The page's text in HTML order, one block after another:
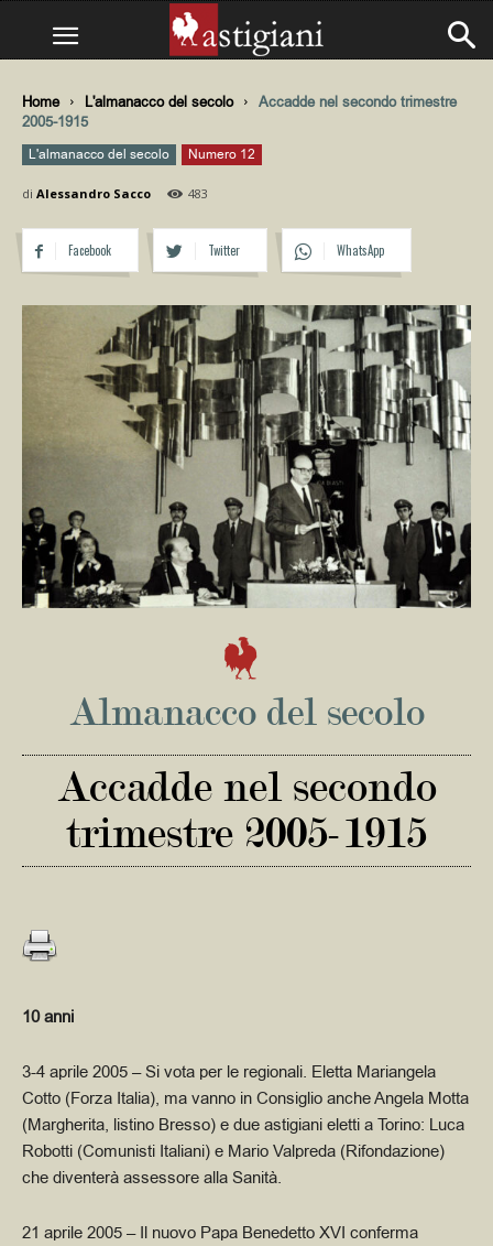
Home L'almanacco del secolo
Accadde nel secondo trimestre
2005-1915
L'almanacco del secolo Numero 12
di Alessandro Sacco 483
Facebook Twitter WhatsApp
Almanacco del secolo
Accadde nel secondo
trimestre 2005-1915
10 anni
3-4 aprile 2005 – Si vota per le regionali. Eletta Mariangela
Cotto (Forza Italia), ma vanno in Consiglio anche Angela Motta
(Margherita, listino Bresso) e due astigiani eletti a Torino: Luca
Robotti (Comunisti Italiani) e Mario Valpreda (Rifondazione)
che diventerà assessore alla Sanità.
21 aprile 2005 – Il nuovo Papa Benedetto XVI conferma